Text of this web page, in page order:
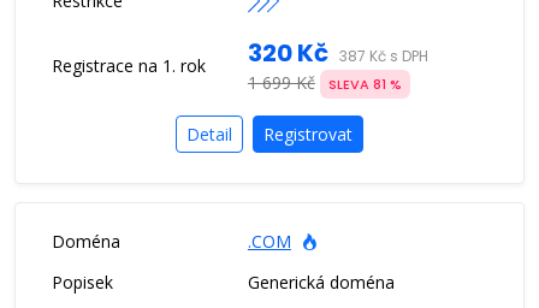
320 Kč 387 Kč s DPH
1 699 Kč SLEVA 81 %
Detail Registrovat
.COM
Generická doména